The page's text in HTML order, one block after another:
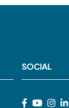
SOCIAL